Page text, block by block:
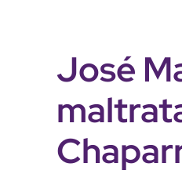
José